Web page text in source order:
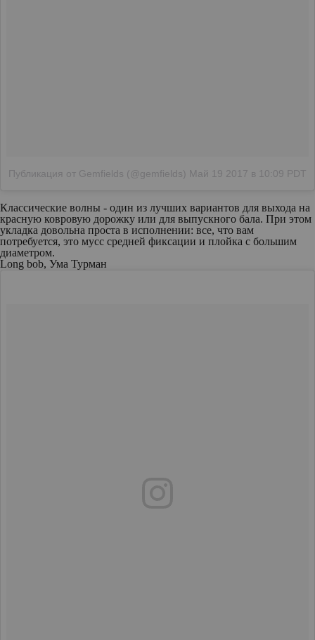
Публикация от Gemfields (@gemfields) Май 19 2017 в 10:09 PDT
Классические волны - один из лучших вариантов для выхода на
красную ковровую дорожку или для выпускного бала. При этом
укладка довольна проста в исполнении: все, что вам
потребуется, это мусс средней фиксации и плойка с большим
диаметром.
Long bob, Ума Турман